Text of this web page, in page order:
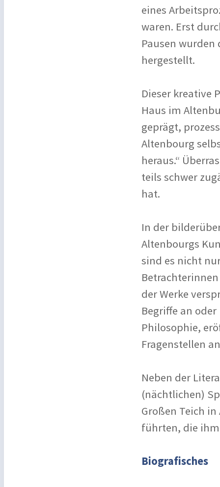
eines
waren. Erst
Pausen wurden
hergestellt.
Dieser kreative
Haus im
geprägt,
Altenbourg
heraus.“
teils schwer
hat.
In der
Altenbourgs
sind es nicht
der Werke
Begriffe an
Philosophie,
Fragenstellen
Neben der
(nächtlichen)
Großen Teich
führten, die
Biografisches